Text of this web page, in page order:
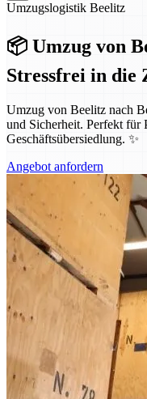
Umzugslogistik Beelitz
📦 Umzug von
Stressfrei in die
Umzug von Beelitz nach
und Sicherheit. Perfekt für
Geschäftsübersiedlung. ✨
Angebot anfordern